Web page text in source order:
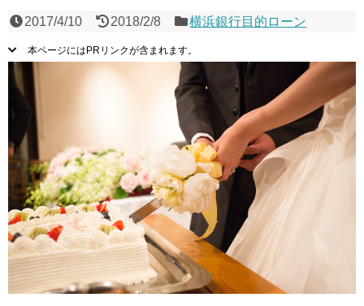
2017/4/10 2018/2/8 横浜銀行目的ローン
本ページにはPRリンクが含まれます。